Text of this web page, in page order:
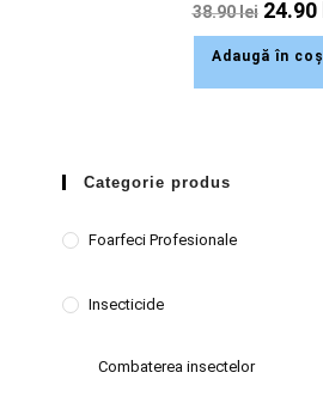
38.90lei 24.90
Adaugă în coș
Categorie produs
Foarfeci Profesionale
Insecticide
Combaterea insectelor